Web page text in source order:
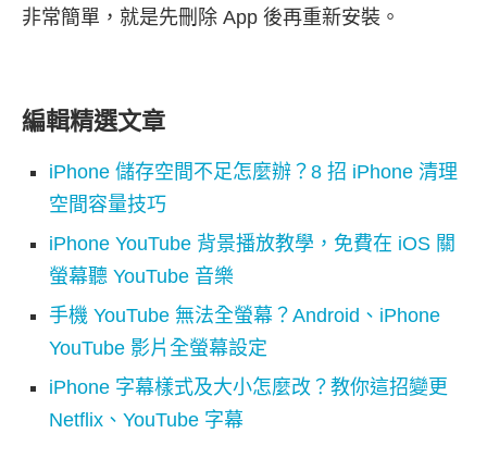
非常簡單，就是先刪除 App 後再重新安裝。
編輯精選文章
iPhone 儲存空間不足怎麼辦？8 招 iPhone 清理
空間容量技巧
iPhone YouTube 背景播放教學，免費在 iOS 關
螢幕聽 YouTube 音樂
手機 YouTube 無法全螢幕？Android、iPhone
YouTube 影片全螢幕設定
iPhone 字幕樣式及大小怎麼改？教你這招變更
Netflix、YouTube 字幕